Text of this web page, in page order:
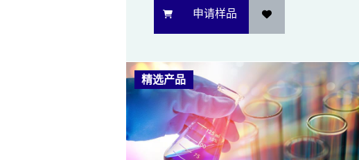
申请样品
精选产品